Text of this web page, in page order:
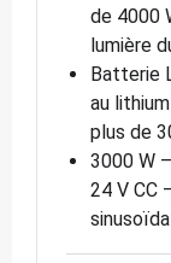
de 4000
lumière
Batterie
au
plus de
3000 W
24 V CC